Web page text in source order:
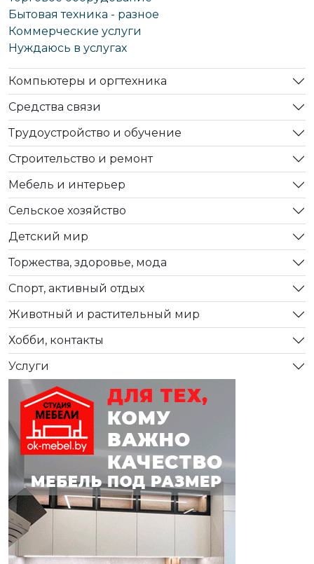
Бытовая техника - разное
Коммерческие услуги
Нуждаюсь в услугах
Компьютеры и оргтехника
Средства связи
Трудоустройство и обучение
Строительство и ремонт
Мебель и интерьер
Сельское хозяйство
Детский мир
Торжества, здоровье, мода
Спорт, активный отдых
Животный и растительный мир
Хобби, контакты
Услуги